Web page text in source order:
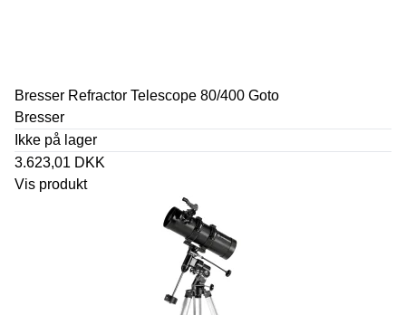
Bresser Refractor Telescope 80/400 Goto
Bresser
Ikke på lager
3.623,01 DKK
Vis produkt